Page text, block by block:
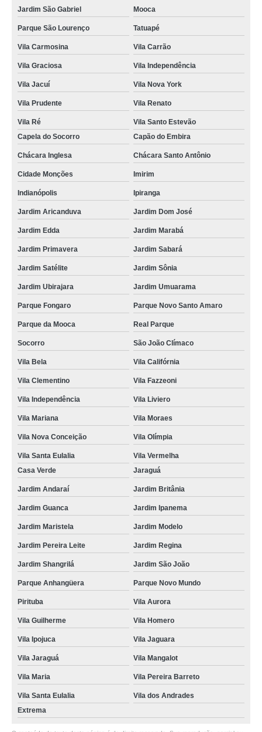
Jardim São Gabriel Mooca
Parque São Lourenço Tatuapé
Vila Carmosina Vila Carrão
Vila Graciosa Vila Independência
Vila Jacuí Vila Nova York
Vila Prudente Vila Renato
Vila Ré
Vila Santo Estevão
Capela do Socorro
Capão do Embira
Chácara Inglesa Chácara Santo Antônio
Cidade Monções Imirim
Indianópolis Ipiranga
Jardim Aricanduva Jardim Dom José
Jardim Edda Jardim Marabá
Jardim Primavera Jardim Sabará
Jardim Satélite Jardim Sônia
Jardim Ubirajara Jardim Umuarama
Parque Fongaro Parque Novo Santo Amaro
Parque da Mooca Real Parque
Socorro São João Clímaco
Vila Bela Vila Califórnia
Vila Clementino Vila Fazzeoni
Vila Independência Vila Liviero
Vila Mariana Vila Moraes
Vila Nova Conceição Vila Olímpia
Vila Santa Eulalia
Vila Vermelha
Casa Verde
Jaraguá
Jardim Andaraí Jardim Britânia
Jardim Guanca Jardim Ipanema
Jardim Maristela Jardim Modelo
Jardim Pereira Leite Jardim Regina
Jardim Shangrilá Jardim São João
Parque Anhangüera Parque Novo Mundo
Pirituba Vila Aurora
Vila Guilherme Vila Homero
Vila Ipojuca Vila Jaguara
Vila Jaraguá Vila Mangalot
Vila Maria Vila Pereira Barreto
Vila Santa Eulalia
Vila dos Andrades
Extrema